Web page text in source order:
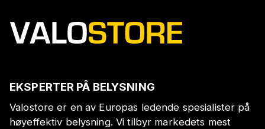
EKSPERTER PÅ BELYSNING
Valostore er en av Europas ledende spesialister på
høyeffektiv belysning. Vi tilbyr markedets mest